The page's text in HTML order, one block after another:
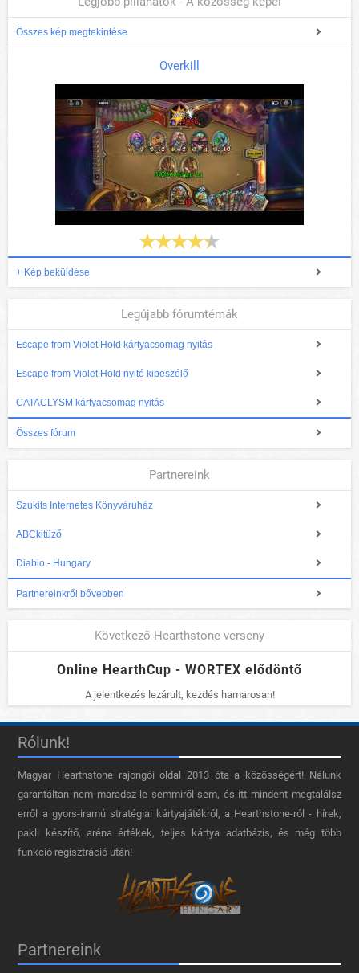
Összes kép megtekintése
Overkill
+ Kép beküldése
Legújabb fórumtémák
Escape from Violet Hold kártyacsomag nyitás
Escape from Violet Hold nyitó kibeszélő
CATACLYSM kártyacsomag nyitás
Összes fórum
Partnereink
Szukits Internetes Könyváruház
ABCkitüző
Diablo - Hungary
Partnereinkről bővebben
Következő Hearthstone verseny
Online HearthCup - WORTEX elődöntő
A jelentkezés lezárult, kezdés hamarosan!
Rólunk!
Magyar Hearthstone​ rajongói oldal 2013 óta a közösségért! Nálunk
garantáltan nem maradsz le semmiről sem, és itt mindent megtalálsz
erről a gyors-iramú stratégiai kártyajátékról, a Hearthstone-ról - hírek,
pakli készítő, aréna értékek, teljes kártya adatbázis, és még több
funkció regisztráció után!
Partnereink